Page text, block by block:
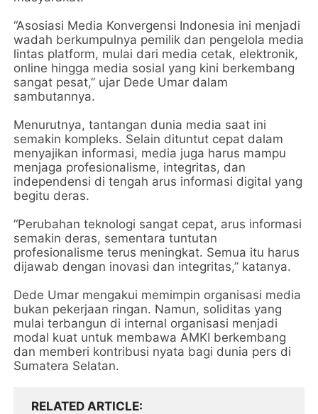
“Asosiasi Media Konvergensi Indonesia ini menjadi
wadah berkumpulnya pemilik dan pengelola media
lintas platform, mulai dari media cetak, elektronik,
online hingga media sosial yang kini berkembang
sangat pesat,” ujar Dede Umar dalam
sambutannya.
Menurutnya, tantangan dunia media saat ini
semakin kompleks. Selain dituntut cepat dalam
menyajikan informasi, media juga harus mampu
menjaga profesionalisme, integritas, dan
independensi di tengah arus informasi digital yang
begitu deras.
“Perubahan teknologi sangat cepat, arus informasi
semakin deras, sementara tuntutan
profesionalisme terus meningkat. Semua itu harus
dijawab dengan inovasi dan integritas,” katanya.
Dede Umar mengakui memimpin organisasi media
bukan pekerjaan ringan. Namun, soliditas yang
mulai terbangun di internal organisasi menjadi
modal kuat untuk membawa AMKI berkembang
dan memberi kontribusi nyata bagi dunia pers di
Sumatera Selatan.
RELATED ARTICLE